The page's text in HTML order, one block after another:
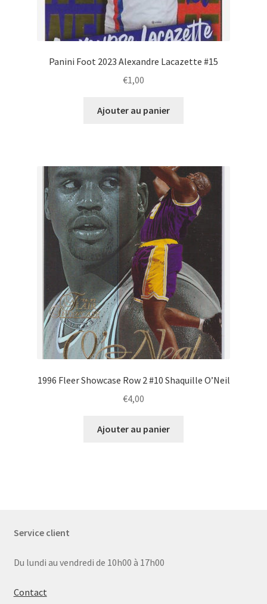
Panini Foot 2023 Alexandre Lacazette #15
€1,00
Ajouter au panier
1996 Fleer Showcase Row 2 #10 Shaquille O’Neil
€4,00
Ajouter au panier
Service client
Du lundi au vendredi de 10h00 à 17h00
Contact